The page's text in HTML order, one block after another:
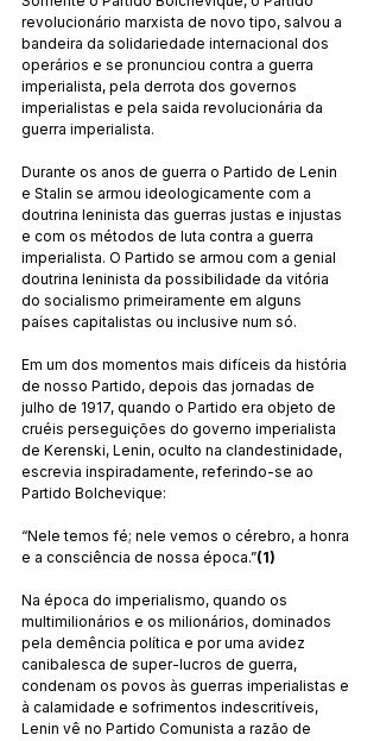
revolucionário marxista de novo tipo, salvou a
bandeira da solidariedade internacional dos
operários e se pronunciou contra a guerra
imperialista, pela derrota dos governos
imperialistas e pela saida revolucionária da
guerra imperialista.
Durante os anos de guerra o Partido de Lenin
e Stalin se armou ideologicamente com a
doutrina leninista das guerras justas e injustas
e com os métodos de luta contra a guerra
imperialista. O Partido se armou com a genial
doutrina leninista da possibilidade da vitória
do socialismo primeiramente em alguns
países capitalistas ou inclusive num só.
Em um dos momentos mais difíceis da história
de nosso Partido, depois das jornadas de
julho de 1917, quando o Partido era objeto de
cruéis perseguições do governo imperialista
de Kerenski, Lenin, oculto na clandestinidade,
escrevia inspiradamente, referindo-se ao
Partido Bolchevique:
“Nele temos fé; nele vemos o cérebro, a honra
e a consciência de nossa época.”(1)
Na época do imperialismo, quando os
multimilionários e os milionários, dominados
pela demência política e por uma avidez
canibalesca de super-lucros de guerra,
condenam os povos às guerras imperialistas e
à calamidade e sofrimentos indescritíveis,
Lenin vê no Partido Comunista a razão de